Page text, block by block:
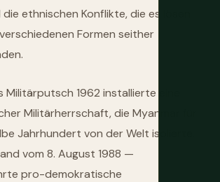
ethnischen Konflikte, die es lösen
Formen seither
Militärputsch 1962 installierte eine
Militärherrschaft, die Myanmar für
Jahrhundert von der Welt isolierte.
vom 8. August 1988 —
pro-demokratische